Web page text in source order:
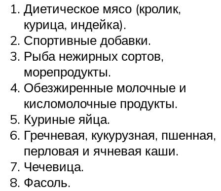
Диетическое мясо (кролик,
курица, индейка).
Спортивные добавки.
Рыба нежирных сортов,
морепродукты.
Обезжиренные молочные и
кисломолочные продукты.
Куриные яйца.
Гречневая, кукурузная, пшенная,
перловая и ячневая каши.
Чечевица.
Фасоль.